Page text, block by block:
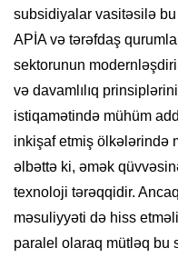
subsidiyalar vasitəsilə
APİA və tərəfdaş
sektorunun
və davamlılıq
istiqamətində mühüm
inkişaf etmiş ölkələrində
əlbəttə ki, əmək
texnoloji tərəqqidir.
məsuliyyəti də hiss
paralel olaraq mütləq bu